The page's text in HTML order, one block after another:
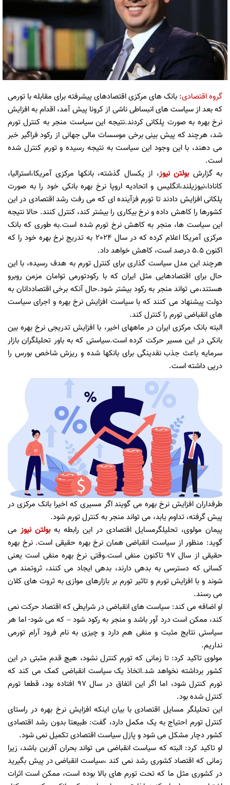
گروه اقتصادی: بانک های مرکزی اقتصادهای پیشرفته برای مقابله با تورمی
که بعد از سیاست های انبساطی ناشی از کرونا پیش آمد، اقدام به افزایش
نرخ بهره به صورت پلکانی کردند.نتیجه این سیاست منجر به کنترل تورم
شد، هرچند که پیش بینی برخی موسسات مالی جهانی از رکود فراگیر خبر
می دهند، با این وجود این سیاست به نتیجه رسیده و تورم کنترل شده
است.
به گزارشبولتن نیوز، از یکسال گذشته، بانکها مرکزی آمریکا،استرالیا،
کانادا،نیوزیلند،انگلیس و اتحادیه اروپا نرخ بهره بانکی خود را به صورت
پلکانی افزایش دادند تا تورم فزآینده ای که می رفت رشد اقتصادی در این
کشورها را کاهش داده و نرخ بیکاری را بیشتر کند، کنترل کنند. حالا نتیجه
این سیاست ها، منجر به کاهش نرخ تورم شده است.به طوری که بانک
مرکزی آمریکا اعلام کرده که در سال 2024 به تدریج نرخ بهره خود را که
اکنون 5.5 درصد است، کاهش خواهد داد.
هرچند این مدل سیاست گذاری برای کنترل تورم به هدف رسیده، با این
حال برای اقتصادهایی مثل ایران که با رکودتورمی توامان مزمن روبرو
هستند،می تواند منجر به رکود بیشتر شود.حال آنکه برخی اقتصاددانان به
دولت پیشنهاد می کنند که با سیاست افزایش نرخ بهره و اجرای سیاست
های انقباضی تورم را کنترل کند.
البته بانک مرکزی ایران در ماههای اخیر، با افزایش تدریجی نرخ بهره بین
بانکی در این مسیر حرکت کرده است.سیاستی که به باور تحلیلگران بازار
سرمایه باعث جذب نقدینگی برای بانکها شده و ریزش شاخص بورس را
درپی داشته است.
طرفداران افزایش نرخ بهره می گویند اگر مسیری که اخیرا بانک مرکزی در
پیش گرفته، تداوم یابد، می تواند منجر به کنترل تورم شود.
پیمان مولوی، تحلیلگرمسایل اقتصادی در این رابطه بهبولتن نیوز می
گوید: منظور از سیاست انقباضی همان نرخ بهره حقیقی است. نرخ بهره
حقیقی از سال 97 تاکنون منفی است.وقتی نرخ بهره منفی است یعنی
کسانی که دسترسی به بدهی دارند، بدهی ایجاد می کنند، ثروتمند می
شوند و با افزایش تورم و تاثیر تورم بر بازارهای موازی به ثروت های کلان
می رسند.
او اضافه می کند: سیاست های انقباضی در شرایطی که اقتصاد حرکت نمی
کند، ممکن است درد آور باشد و منجر به رکود شود – که می شود- اما هر
سیاستی نتایج مثبت و منفی هم دارد و چیزی به نام فرود آرام تورمی
نداریم.
مولوی تاکید کرد: تا زمانی که تورم کنترل نشود، هیچ قدم مثبتی در این
کشور برداشته نخواهد شد.اتخاذ یک سیاست انقباضی کمک می کند که
تورم کنترل شود، اما اگر این اتفاق در سال 97 افتاده بود، قطعا تورم
کنترل شده بود.
این تحلیلگر مسایل اقتصادی با بیان اینکه افزایش نرخ بهره در راستای
کنترل تورم احتیاج به یک مکمل دارد، گفت: طبیعتا بدون رشد اقتصادی
کشور دچار مشکل می شود و پازل سیاست اقتصادی تکمیل نمی شود.
او تاکید کرد: البته که سیاست انقباضی می تواند بحران آفرین باشد، زیرا
زمانی که اقتصاد کشوری رشد نمی کند ،سیاست انقباضی در پیش بگیرید
در کشوری مثل ما که تحت تورم های بالا بوده است، ممکن است اثرات